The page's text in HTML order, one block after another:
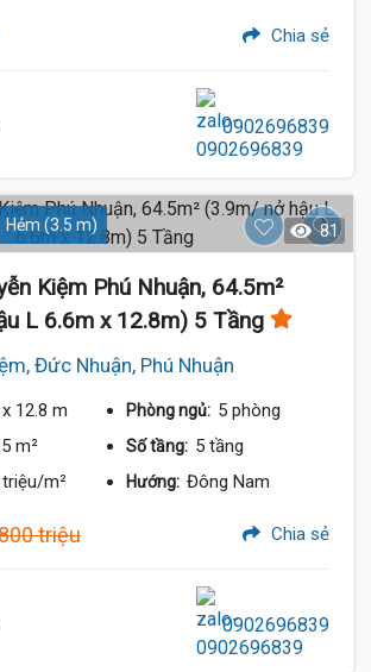
Chia sẻ
0902696839
Hẻm (3.5 m) 81
Kiệm Phú Nhuận, 64.5m²
L 6.6m x 12.8m) 5 Tầng
Đức Nhuận, Phú Nhuận
x 12.8 m Phòng ngủ: 5 phòng
m² Số tầng: 5 tầng
triệu/m² Hướng: Đông Nam
triệu Chia sẻ
0902696839